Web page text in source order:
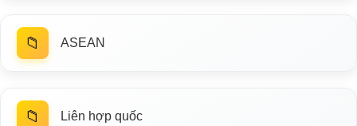
📁 ASEAN
📁 Liên hợp quốc